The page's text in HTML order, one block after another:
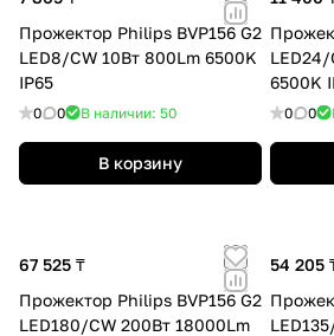
Прожектор Philips BVP156 G2
LED8/CW 10Вт 800Lm 6500K
IP65
0 0 В наличии: 50
В корзину
6500K
0 0
67 525 ₸
Прожектор Philips BVP156 G2
LED180/CW 200Вт 18000Lm
54 205